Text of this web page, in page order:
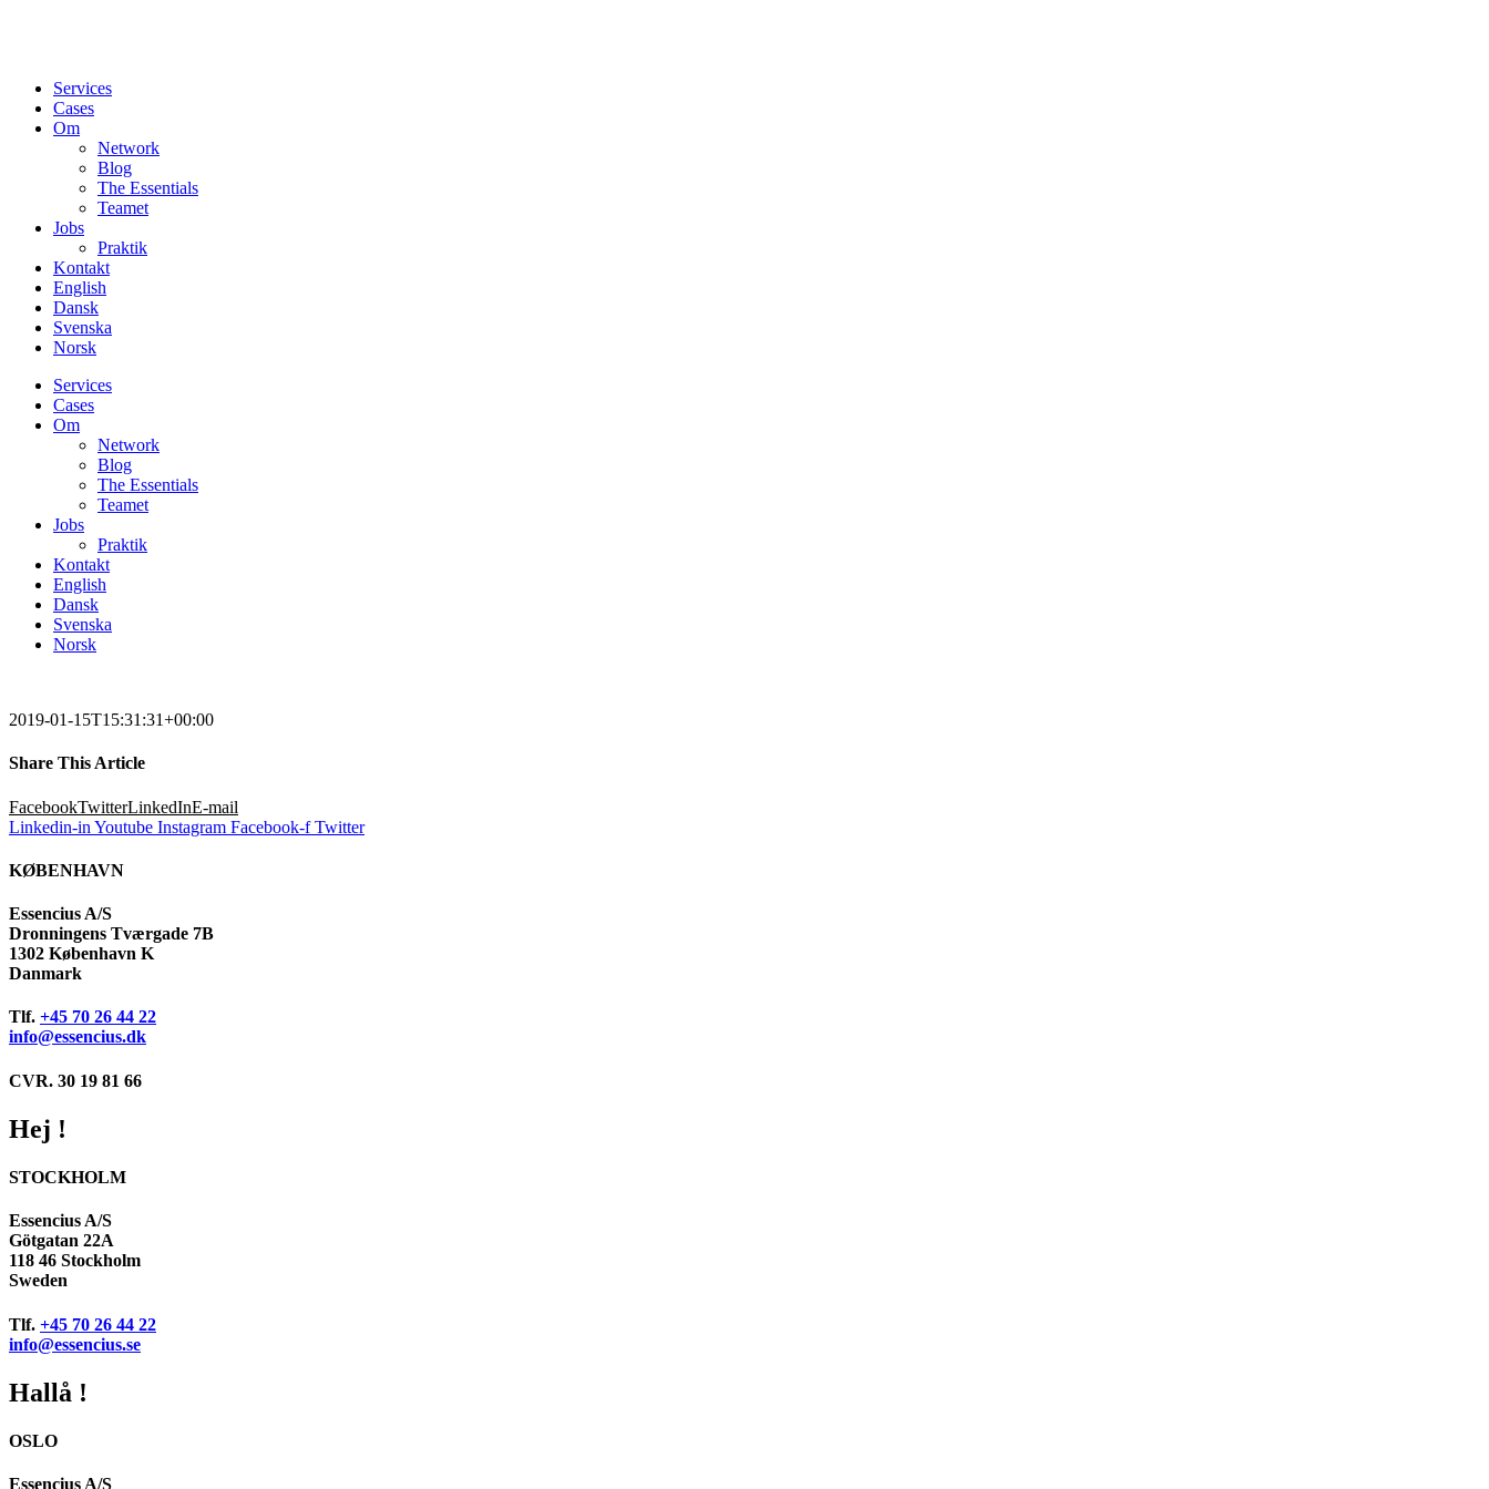
Services
Cases
Om
Network
Blog
The Essentials
Teamet
Jobs
Praktik
Kontakt
English
Dansk
Svenska
Norsk
Services
Cases
Om
Network
Blog
The Essentials
Teamet
Jobs
Praktik
Kontakt
English
Dansk
Svenska
Norsk
2019-01-15T15:31:31+00:00
Share This Article
FacebookTwitterLinkedInE-mail
Linkedin-in Youtube Instagram Facebook-f Twitter
KØBENHAVN
Essencius A/S
Dronningens Tværgade 7B
1302 København K
Danmark
Tlf. +45 70 26 44 22
info@essencius.dk
CVR. 30 19 81 66
Hej !
STOCKHOLM
Essencius A/S
Götgatan 22A
118 46 Stockholm
Sweden
Tlf. +45 70 26 44 22
info@essencius.se
Hallå !
OSLO
Essencius A/S